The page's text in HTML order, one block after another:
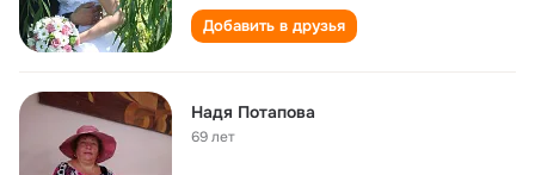
Добавить в друзья
Надя Потапова
69 лет